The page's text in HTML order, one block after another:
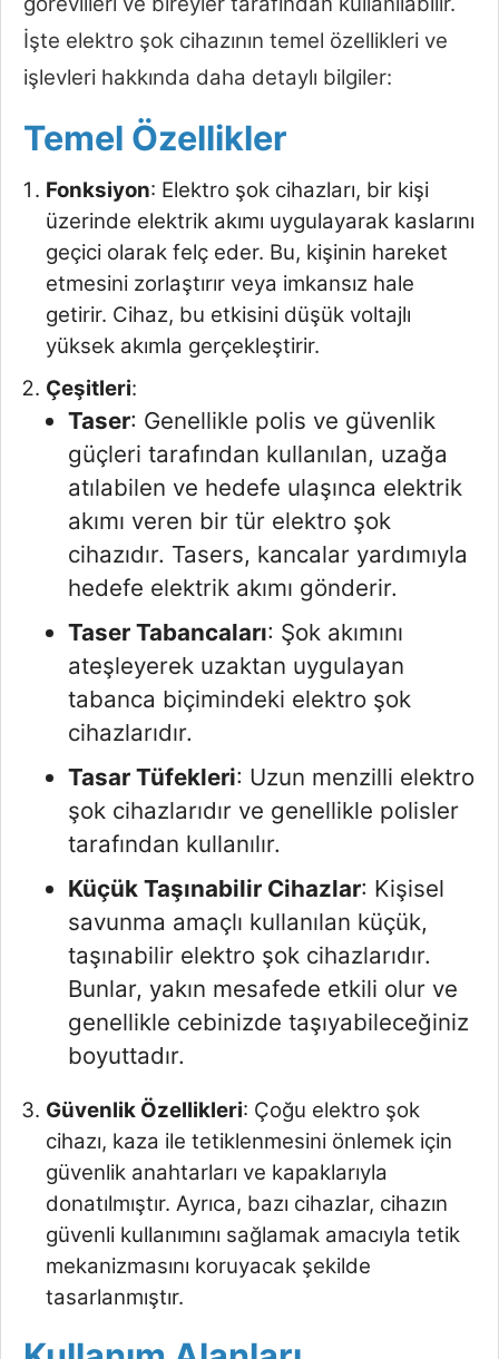
İşte elektro şok cihazının temel özellikleri ve
işlevleri hakkında daha detaylı bilgiler:
Temel Özellikler
Fonksiyon: Elektro şok cihazları, bir kişi
üzerinde elektrik akımı uygulayarak kaslarını
geçici olarak felç eder. Bu, kişinin hareket
etmesini zorlaştırır veya imkansız hale
getirir. Cihaz, bu etkisini düşük voltajlı
yüksek akımla gerçekleştirir.
Çeşitleri:
Taser: Genellikle polis ve güvenlik
güçleri tarafından kullanılan, uzağa
atılabilen ve hedefe ulaşınca elektrik
akımı veren bir tür elektro şok
cihazıdır. Tasers, kancalar yardımıyla
hedefe elektrik akımı gönderir.
Taser Tabancaları: Şok akımını
ateşleyerek uzaktan uygulayan
tabanca biçimindeki elektro şok
cihazlarıdır.
Tasar Tüfekleri: Uzun menzilli elektro
şok cihazlarıdır ve genellikle polisler
tarafından kullanılır.
Küçük Taşınabilir Cihazlar: Kişisel
savunma amaçlı kullanılan küçük,
taşınabilir elektro şok cihazlarıdır.
Bunlar, yakın mesafede etkili olur ve
genellikle cebinizde taşıyabileceğiniz
boyuttadır.
Güvenlik Özellikleri: Çoğu elektro şok
cihazı, kaza ile tetiklenmesini önlemek için
güvenlik anahtarları ve kapaklarıyla
donatılmıştır. Ayrıca, bazı cihazlar, cihazın
güvenli kullanımını sağlamak amacıyla tetik
mekanizmasını koruyacak şekilde
tasarlanmıştır.